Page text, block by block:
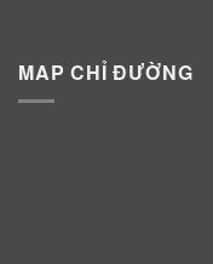
MAP CHỈ ĐƯỜNG